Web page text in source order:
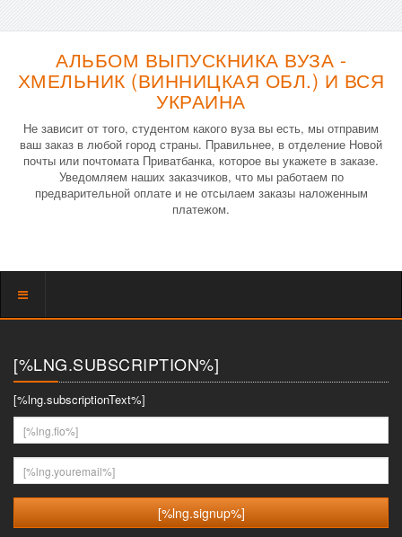
АЛЬБОМ ВЫПУСКНИКА ВУЗА -
ХМЕЛЬНИК (ВИННИЦКАЯ ОБЛ.) И ВСЯ
УКРАИНА
Не зависит от того, студентом какого вуза вы есть, мы отправим
ваш заказ в любой город страны. Правильнее, в отделение Новой
почты или почтомата Приватбанка, которое вы укажете в заказе.
Уведомляем наших заказчиков, что мы работаем по
предварительной оплате и не отсылаем заказы наложенным
платежом.
Показать
[%LNG.SUBSCRIPTION%]
[%lng.subscriptionText%]
[%lng.fio%]
[%lng.youremail%]